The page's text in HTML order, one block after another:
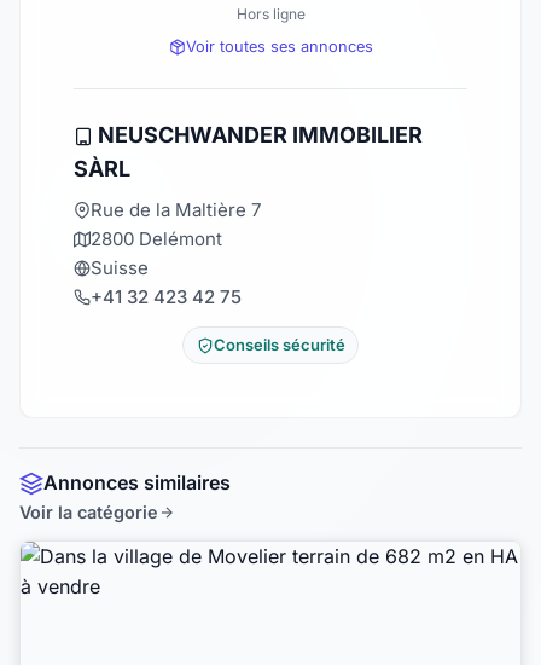
Hors ligne
Voir toutes ses annonces
NEUSCHWANDER IMMOBILIER
SÀRL
Rue de la Maltière 7
2800 Delémont
Suisse
+41 32 423 42 75
Conseils sécurité
Annonces similaires
Voir la catégorie